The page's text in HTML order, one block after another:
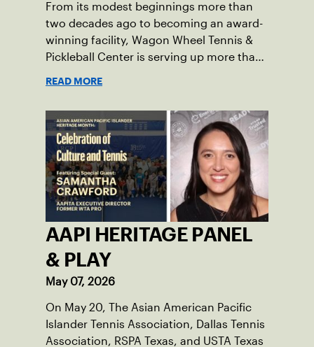
From its modest beginnings more than
two decades ago to becoming an award-
winning facility, Wagon Wheel Tennis &
Pickleball Center is serving up more than
READ MORE
AAPI HERITAGE PANEL
& PLAY
May 07, 2026
On May 20, The Asian American Pacific
Islander Tennis Association, Dallas Tennis
Association, RSPA Texas, and USTA Texas